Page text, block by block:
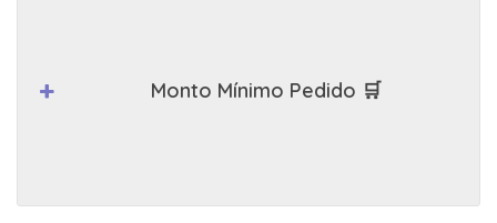
Monto Mínimo Pedido 🛒